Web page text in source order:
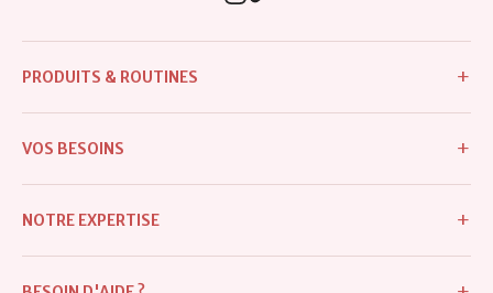
PRODUITS & ROUTINES +
Meilleures ventes
Routines
VOS BESOINS +
Taches & hyperpigmentation
NOTRE EXPERTISE +